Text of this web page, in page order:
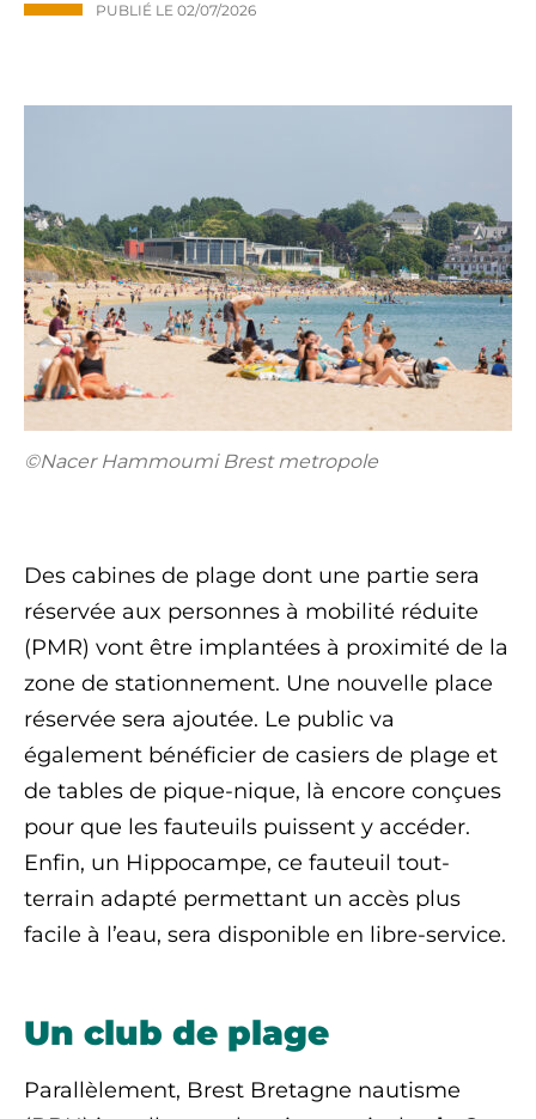
PUBLIÉ LE 02/07/2026
©Nacer Hammoumi Brest metropole
Des cabines de plage dont une partie sera
réservée aux personnes à mobilité réduite
(PMR) vont être implantées à proximité de la
zone de stationnement. Une nouvelle place
réservée sera ajoutée. Le public va
également bénéficier de casiers de plage et
de tables de pique-nique, là encore conçues
pour que les fauteuils puissent y accéder.
Enfin, un Hippocampe, ce fauteuil tout-
terrain adapté permettant un accès plus
facile à l’eau, sera disponible en libre-service.
Un club de plage
Parallèlement, Brest Bretagne nautisme